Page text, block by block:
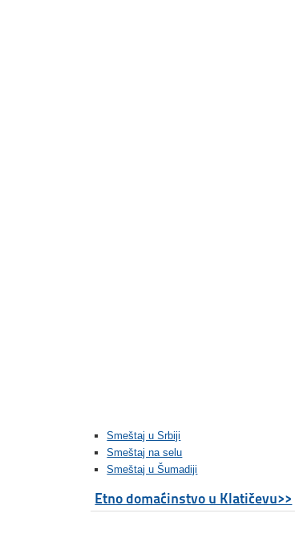
Smeštaj u Srbiji
Smeštaj na selu
Smeštaj u Šumadiji
Etno domaćinstvo u Klatičevu>>